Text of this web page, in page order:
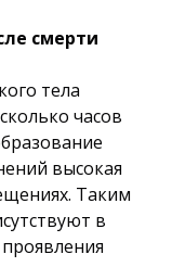
смерти
тела
часов
высокая
Таким
в